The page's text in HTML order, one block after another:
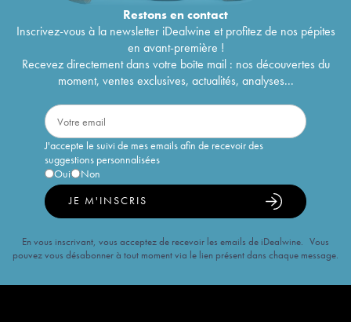
Restons encontact
Inscrivez-vous à la newsletter iDealwine et profitez de nos pépites
en avant-première !
Recevez directement dans votre boîte mail : nos découvertes du
moment, ventes exclusives, actualités, analyses...
J'accepte le suivi de mes emails afin de recevoir des
suggestions personnalisées
Oui
Non
JE M'INSCRIS
En vous inscrivant, vous acceptez de recevoir les emails de iDealwine. Vous
pouvez vous désabonner à tout moment via le lien présent dans chaque message.